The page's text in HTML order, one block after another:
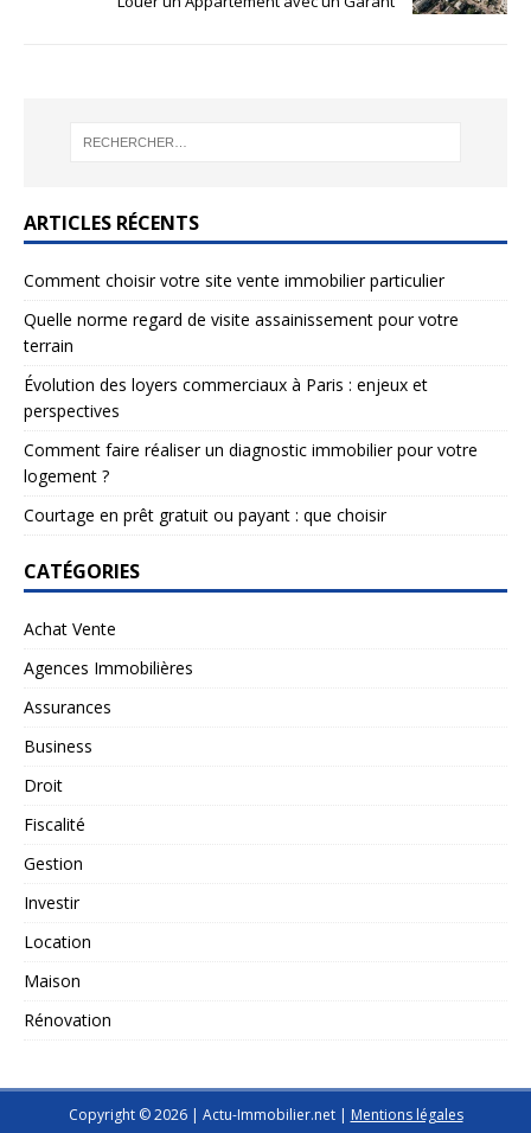
ARTICLES RÉCENTS
Comment choisir votre site vente immobilier particulier
Quelle norme regard de visite assainissement pour votre
terrain
Évolution des loyers commerciaux à Paris : enjeux et
perspectives
Comment faire réaliser un diagnostic immobilier pour votre
logement ?
Courtage en prêt gratuit ou payant : que choisir
CATÉGORIES
Achat Vente
Agences Immobilières
Assurances
Business
Droit
Fiscalité
Gestion
Investir
Location
Maison
Rénovation
Copyright © 2026 | Actu-Immobilier.net | Mentions légales